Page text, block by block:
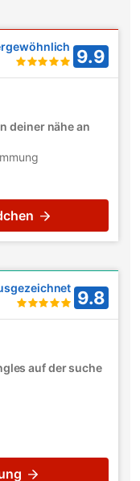
deiner nähe an
9.9
auf der suche
9.8